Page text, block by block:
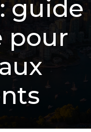
guide
pour